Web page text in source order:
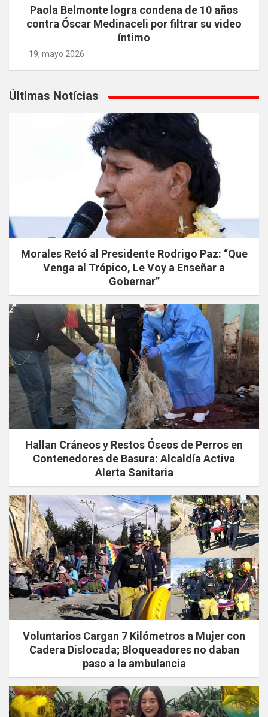
Paola Belmonte logra condena de 10 años
contra Óscar Medinaceli por filtrar su video
íntimo
19, mayo 2026
Últimas Notícias
Morales Retó al Presidente Rodrigo Paz: “Que
Venga al Trópico, Le Voy a Enseñar a
Gobernar”
Hallan Cráneos y Restos Óseos de Perros en
Contenedores de Basura: Alcaldía Activa
Alerta Sanitaria
Voluntarios Cargan 7 Kilómetros a Mujer con
Cadera Dislocada; Bloqueadores no daban
paso a la ambulancia